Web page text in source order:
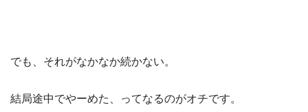
でも、それがなかなか続かない。
結局途中でやーめた、ってなるのがオチです。